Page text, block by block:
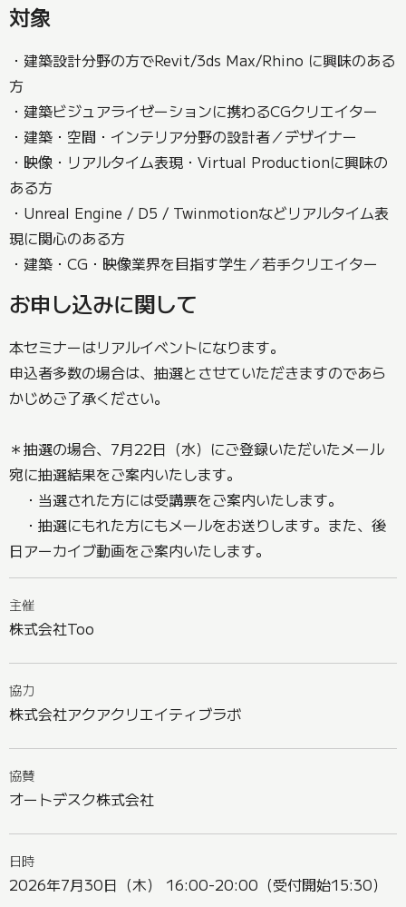
対象
・建築設計分野の方でRevit/3ds Max/Rhino に興味のある
方
・建築ビジュアライゼーションに携わるCGクリエイター
・建築・空間・インテリア分野の設計者／デザイナー
・映像・リアルタイム表現・Virtual Productionに興味の
ある方
・Unreal Engine / D5 / Twinmotionなどリアルタイム表
現に関心のある方
・建築・CG・映像業界を目指す学生／若手クリエイター
お申し込みに関して
本セミナーはリアルイベントになります。
申込者多数の場合は、抽選とさせていただきますのであら
かじめご了承ください。
＊抽選の場合、7月22日（水）にご登録いただいたメール
宛に抽選結果をご案内いたします。
・当選された方には受講票をご案内いたします。
・抽選にもれた方にもメールをお送りします。また、後
日アーカイブ動画をご案内いたします。
主催
株式会社Too
協力
株式会社アクアクリエイティブラボ
協賛
オートデスク株式会社
日時
2026年7月30日（木） 16:00-20:00（受付開始15:30）